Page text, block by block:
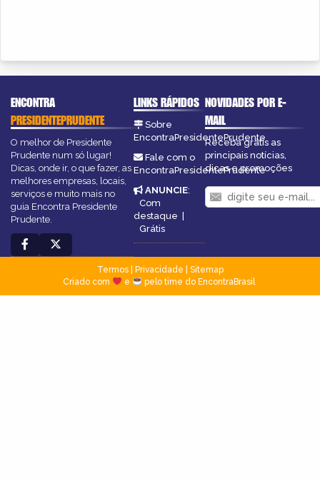
ENCONTRA
PRESIDENTEPRUDENTE
O melhor de Presidente
Prudente num só lugar!
Dicas, onde ir, o que fazer, as
melhores empresas, locais,
serviços e muito mais no
guia Encontra Presidente
Prudente.
LINKS RÁPIDOS
Sobre
EncontraPresidentePrudente
Fale com o
EncontraPresidentePrudente
ANUNCIE:
Com
destaque
Grátis
NOVIDADES POR E-
MAIL
Receba grátis as
principais notícias,
dicas e promoções
Termos| Privacidade
Sitemap
Criado com
e pelo time do EncontraBrasil